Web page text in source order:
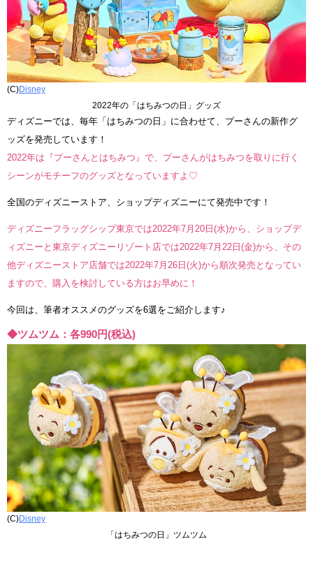
(C)Disney
2022年の「はちみつの日」グッズ
ディズニーでは、毎年「はちみつの日」に合わせて、プーさんの新作グ
ッズを発売しています！
2022年は『プーさんとはちみつ』で、プーさんがはちみつを取りに行く
シーンがモチーフのグッズとなっていますよ♡
全国のディズニーストア、ショップディズニーにて発売中です！
ディズニーフラッグシップ東京では2022年7月20日(水)から、ショップデ
ィズニーと東京ディズニーリゾート店では2022年7月22日(金)から、その
他ディズニーストア店舗では2022年7月26日(火)から順次発売となってい
ますので、購入を検討している方はお早めに！
今回は、筆者オススメのグッズを6選をご紹介します♪
◆ツムツム：各990円(税込)
(C)Disney
「はちみつの日」ツムツム